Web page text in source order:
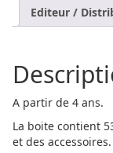
Editeur /
A partir de 4 ans.
La boite contient
et des accessoires.